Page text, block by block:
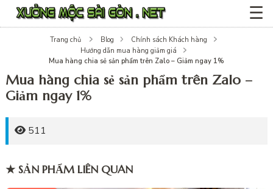
☰
Trang chủ Blog
Chính sách Khách hàng
Hướng dẫn mua hàng giảm giá
Mua hàng chia sẻ sản phẩm trên Zalo – Giảm ngay 1%
Mua hàng chia sẻ sản phẩm trên Zalo –
Giảm ngay 1%
511
★ SẢN PHẨM LIÊN QUAN